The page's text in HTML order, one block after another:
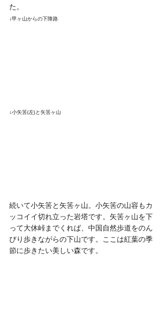
た。
↓甲ヶ山からの下降路
↓小矢筈(左)と矢筈ヶ山
続いて小矢筈と矢筈ヶ山。小矢筈の山容もカ
ッコイイ切れ立った岩塔です。矢筈ヶ山を下
って大休峠までくれば、中国自然歩道をのん
びり歩きながらの下山です。ここは紅葉の季
節に歩きたい美しい森です。